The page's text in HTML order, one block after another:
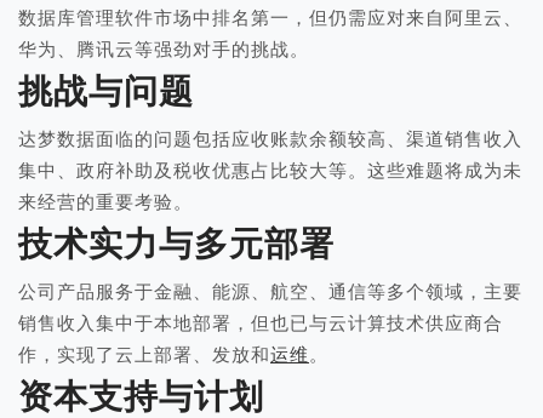
数据库管理软件市场中排名第一，但仍需应对来自阿里云、
华为、腾讯云等强劲对手的挑战。
挑战与问题
达梦数据面临的问题包括应收账款余额较高、渠道销售收入
集中、政府补助及税收优惠占比较大等。这些难题将成为未
来经营的重要考验。
技术实力与多元部署
公司产品服务于金融、能源、航空、通信等多个领域，主要
销售收入集中于本地部署，但也已与云计算技术供应商合
作，实现了云上部署、发放和运维。
资本支持与计划